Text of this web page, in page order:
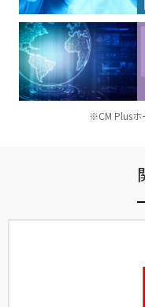
※CM Plusホ